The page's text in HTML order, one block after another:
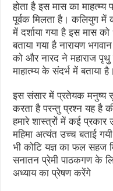
होता है इस मास का माहत्म्य
पूर्वक मिलता है। कलियुग में
में दर्शाया गया है इस मास
बताया गया है नारायण
को और नारद ने महाराज पृथु
माहात्म्य के संदर्भ में बताया है।
इस संसार में प्रतेयक मनुष्य
करता है परन्तु प्रश्न यह है
हमारे शास्त्रों में कई प्रकार
महिमा अत्यंत उच्च बताई
भी कोटि यज्ञ का फल सहज
सनातन प्रेमी पाठकगण के
अध्याय का प्रेषण करेंगे